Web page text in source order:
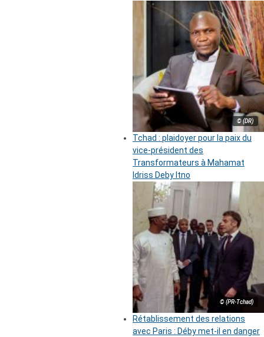
© (DR)
Tchad : plaidoyer pour la paix du
vice-président des
Transformateurs à Mahamat
Idriss Deby Itno
© (PR-Tchad)
Rétablissement des relations
avec Paris : Déby met-il en danger